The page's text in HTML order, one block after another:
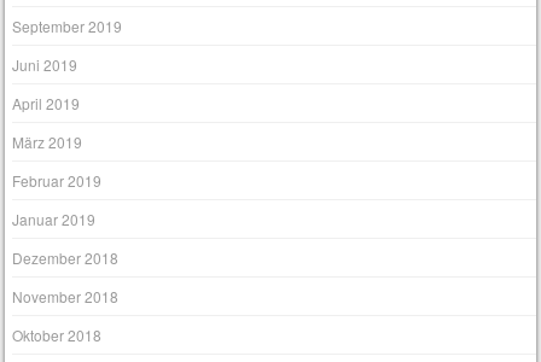
September 2019
Juni 2019
April 2019
März 2019
Februar 2019
Januar 2019
Dezember 2018
November 2018
Oktober 2018